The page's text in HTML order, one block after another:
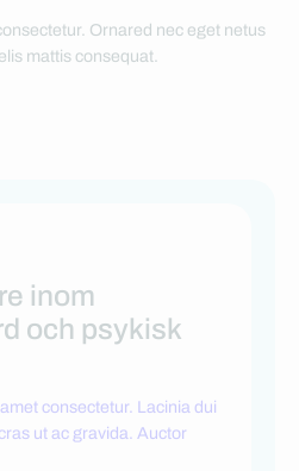
Ornared nec eget netus
mattis consequat.
inom
och psykisk
consectetur. Lacinia dui
ut ac gravida. Auctor